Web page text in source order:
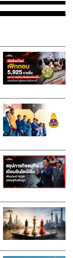
555
คุยเรื่องวัฒนธรรม
รวิ่งมาราธอน